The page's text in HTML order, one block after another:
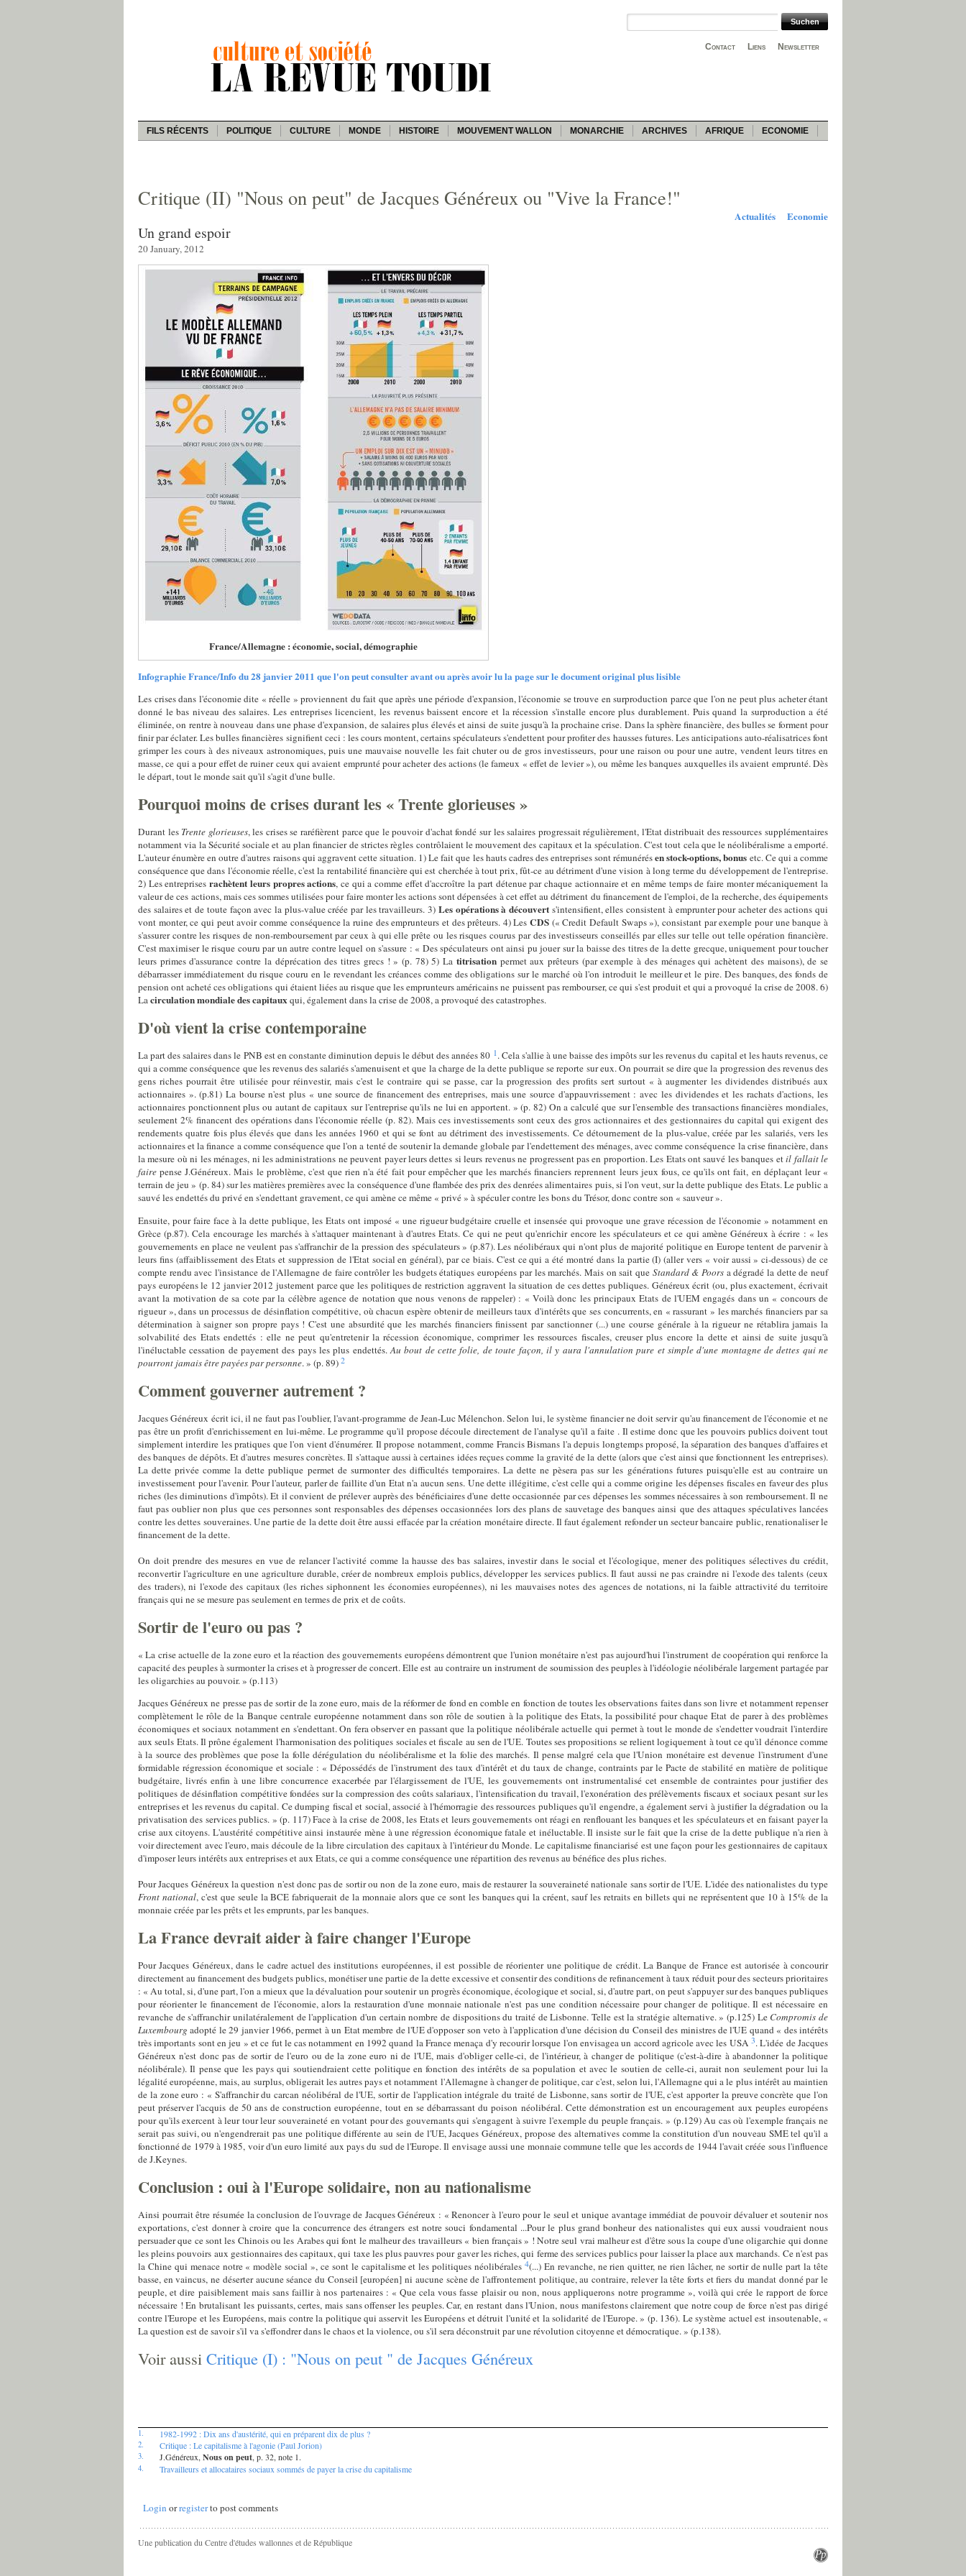
Newsletter
Liens
Contact
FILS RÉCENTS POLITIQUE CULTURE MONDE HISTOIRE MOUVEMENT WALLON MONARCHIE ARCHIVES AFRIQUE ECONOMIE
Critique (II) "Nous on peut" de Jacques Généreux ou "Vive la France!"
Actualités Economie
Un grand espoir
20 January, 2012
France/Allemagne : économie, social, démographie
Infographie France/Info du 28 janvier 2011 que l'on peut consulter avant ou après avoir lu la page sur le document original plus lisible
Les crises dans l'économie dite « réelle » proviennent du fait que après une période d'expansion, l'économie se trouve en surproduction parce que l'on ne peut plus acheter étant
donné le bas niveau des salaires. Les entreprises licencient, les revenus baissent encore et la récession s'installe encore plus durablement. Puis quand la surproduction a été
éliminée, on rentre à nouveau dans une phase d'expansion, de salaires plus élevés et ainsi de suite jusqu'à la prochaine crise. Dans la sphère financière, des bulles se forment pour
finir par éclater. Les bulles financières signifient ceci : les cours montent, certains spéculateurs s'endettent pour profiter des hausses futures. Les anticipations auto-réalisatrices font
grimper les cours à des niveaux astronomiques, puis une mauvaise nouvelle les fait chuter ou de gros investisseurs, pour une raison ou pour une autre, vendent leurs titres en
masse, ce qui a pour effet de ruiner ceux qui avaient emprunté pour acheter des actions (le fameux « effet de levier »), ou même les banques auxquelles ils avaient emprunté. Dès
le départ, tout le monde sait qu'il s'agit d'une bulle.
Pourquoi moins de crises durant les « Trente glorieuses »
Durant les Trente glorieuses, les crises se raréfièrent parce que le pouvoir d'achat fondé sur les salaires progressait régulièrement, l'Etat distribuait des ressources supplémentaires
notamment via la Sécurité sociale et au plan financier de strictes règles contrôlaient le mouvement des capitaux et la spéculation. C'est tout cela que le néolibéralisme a emporté.
L'auteur énumère en outre d'autres raisons qui aggravent cette situation. 1) Le fait que les hauts cadres des entreprises sont rémunérésen stock-options, bonus etc. Ce qui a comme
conséquence que dans l'économie réelle, c'est la rentabilité financière qui est cherchée à tout prix, fût-ce au détriment d'une vision à long terme du développement de l'entreprise.
2) Les entreprisesrachètent leurs propres actions, ce qui a comme effet d'accroître la part détenue par chaque actionnaire et en même temps de faire monter mécaniquement la
valeur de ces actions, mais ces sommes utilisées pour faire monter les actions sont dépensées à cet effet au détriment du financement de l'emploi, de la recherche, des équipements
des salaires et de toute façon avec la plus-value créée par les travailleurs. 3) Les opérations à découverts'intensifient, elles consistent à emprunter pour acheter des actions qui
vont monter, ce qui peut avoir comme conséquence la ruine des emprunteurs et des prêteurs. 4) LesCDS (« Credit Default Swaps »), consistant par exemple pour une banque à
s'assurer contre les risques de non-remboursement par ceux à qui elle prête ou les risques courus par des investisseurs conseillés par elles sur telle out telle opération financière.
C'est maximiser le risque couru par un autre contre lequel on s'assure : « Des spéculateurs ont ainsi pu jouer sur la baisse des titres de la dette grecque, uniquement pour toucher
leurs primes d'assurance contre la déprécation des titres grecs ! » (p. 78) 5) La titrisationpermet aux prêteurs (par exemple à des ménages qui achètent des maisons), de se
débarrasser immédiatement du risque couru en le revendant les créances comme des obligations sur le marché où l'on introduit le meilleur et le pire. Des banques, des fonds de
pension ont acheté ces obligations qui étaient liées au risque que les emprunteurs américains ne puissent pas rembourser, ce qui s'est produit et qui a provoqué la crise de 2008. 6)
Lacirculation mondiale des capitauxqui, également dans la crise de 2008, a provoqué des catastrophes.
D'où vient la crise contemporaine
La part des salaires dans le PNB est en constante diminution depuis le début des années 80 1. Cela s'allie à une baisse des impôts sur les revenus du capital et les hauts revenus, ce
qui a comme conséquence que les revenus des salariés s'amenuisent et que la charge de la dette publique se reporte sur eux. On pourrait se dire que la progression des revenus des
gens riches pourrait être utilisée pour réinvestir, mais c'est le contraire qui se passe, car la progression des profits sert surtout « à augmenter les dividendes distribués aux
actionnaires ». (p.81) La bourse n'est plus « une source de financement des entreprises, mais une source d'appauvrissement : avec les dividendes et les rachats d'actions, les
actionnaires ponctionnent plus ou autant de capitaux sur l'entreprise qu'ils ne lui en apportent. » (p. 82) On a calculé que sur l'ensemble des transactions financières mondiales,
seulement 2% financent des opérations dans l'économie réelle (p. 82). Mais ces investissements sont ceux des gros actionnaires et des gestionnaires du capital qui exigent des
rendements quatre fois plus élevés que dans les années 1960 et qui se font au détriment des investissements. Ce détournement de la plus-value, créée par les salariés, vers les
actionnaires et la finance a comme conséquence que l'on a tenté de soutenir la demande globale par l'endettement des ménages, avec comme conséquence la crise financière, dans
la mesure où ni les ménages, ni les administrations ne peuvent payer leurs dettes si leurs revenus ne progressent pas en proportion. Les Etats ont sauvé les banques etil fallait le
fairepense J.Généreux. Mais le problème, c'est que rien n'a été fait pour empêcher que les marchés financiers reprennent leurs jeux fous, ce qu'ils ont fait, en déplaçant leur «
terrain de jeu » (p. 84) sur les matières premières avec la conséquence d'une flambée des prix des denrées alimentaires puis, si l'on veut, sur la dette publique des Etats. Le public a
sauvé les endettés du privé en s'endettant gravement, ce qui amène ce même « privé » à spéculer contre les bons du Trésor, donc contre son « sauveur ».
Ensuite, pour faire face à la dette publique, les Etats ont imposé « une rigueur budgétaire cruelle et insensée qui provoque une grave récession de l'économie » notamment en
Grèce (p.87). Cela encourage les marchés à s'attaquer maintenant à d'autres Etats. Ce qui ne peut qu'enrichir encore les spéculateurs et ce qui amène Généreux à écrire : « les
gouvernements en place ne veulent pas s'affranchir de la pression des spéculateurs » (p.87). Les néolibéraux qui n'ont plus de majorité politique en Europe tentent de parvenir à
leurs fins (affaiblissement des Etats et suppression de l'Etat social en général), par ce biais. C'est ce qui a été montré dans la partie (I) (aller vers « voir aussi » ci-dessous) de ce
compte rendu avec l'insistance de l'Allemagne de faire contrôler les budgets étatiques européens par les marchés. Mais on sait que Standard & Poorsa dégradé la dette de neuf
pays européens le 12 janvier 2012 justement parce que les politiques de restriction aggravent la situation de ces dettes publiques. Généreux écrit (ou, plus exactement, écrivait
avant la motivation de sa cote par la célèbre agence de notation que nous venons de rappeler) : « Voilà donc les principaux Etats de l'UEM engagés dans un « concours de
rigueur », dans un processus de désinflation compétitive, où chacun espère obtenir de meilleurs taux d'intérêts que ses concurrents, en « rassurant » les marchés financiers par sa
détermination à saigner son propre pays ! C'est une absurdité que les marchés financiers finissent par sanctionner (...) une course générale à la rigueur ne rétablira jamais la
solvabilité des Etats endettés : elle ne peut qu'entretenir la récession économique, comprimer les ressources fiscales, creuser plus encore la dette et ainsi de suite jusqu'à
l'inéluctable cessation de payement des pays les plus endettés.Au bout de cette folie, de toute façon, il y aura l'annulation pure et simple d'une montagne de dettes qui ne
pourront jamais être payées par personne. » (p. 89)2
Comment gouverner autrement ?
Jacques Généreux écrit ici, il ne faut pas l'oublier, l'avant-programme de Jean-Luc Mélenchon. Selon lui, le système financier ne doit servir qu'au financement de l'économie et ne
pas être un profit d'enrichissement en lui-même. Le programme qu'il propose découle directement de l'analyse qu'il a faite . Il estime donc que les pouvoirs publics doivent tout
simplement interdire les pratiques que l'on vient d'énumérer. Il propose notamment, comme Francis Bismans l'a depuis longtemps proposé, la séparation des banques d'affaires et
des banques de dépôts. Et d'autres mesures concrètes. Il s'attaque aussi à certaines idées reçues comme la gravité de la dette (alors que c'est ainsi que fonctionnent les entreprises).
La dette privée comme la dette publique permet de surmonter des difficultés temporaires. La dette ne pèsera pas sur les générations futures puisqu'elle est au contraire un
investissement pour l'avenir. Pour l'auteur, parler de faillite d'un Etat n'a aucun sens. Une dette illégitime, c'est celle qui a comme origine les dépenses fiscales en faveur des plus
riches (les diminutions d'impôts). Et il convient de prélever auprès des bénéficiaires d'une dette occasionnée par ces dépenses les sommes nécessaires à son remboursement. Il ne
faut pas oublier non plus que ces personnes sont responsables des dépenses occasionnées lors des plans de sauvetage des banques ainsi que des attaques spéculatives lancées
contre les dettes souveraines. Une partie de la dette doit être aussi effacée par la création monétaire directe. Il faut également refonder un secteur bancaire public, renationaliser le
financement de la dette.
On doit prendre des mesures en vue de relancer l'activité comme la hausse des bas salaires, investir dans le social et l'écologique, mener des politiques sélectives du crédit,
reconvertir l'agriculture en une agriculture durable, créer de nombreux emplois publics, développer les services publics. Il faut aussi ne pas craindre ni l'exode des talents (ceux
des traders), ni l'exode des capitaux (les riches siphonnent les économies européennes), ni les mauvaises notes des agences de notations, ni la faible attractivité du territoire
français qui ne se mesure pas seulement en termes de prix et de coûts.
Sortir de l'euro ou pas ?
« La crise actuelle de la zone euro et la réaction des gouvernements européens démontrent que l'union monétaire n'est pas aujourd'hui l'instrument de coopération qui renforce la
capacité des peuples à surmonter la crises et à progresser de concert. Elle est au contraire un instrument de soumission des peuples à l'idéologie néolibérale largement partagée par
les oligarchies au pouvoir. » (p.113)
Jacques Généreux ne presse pas de sortir de la zone euro, mais de la réformer de fond en comble en fonction de toutes les observations faites dans son livre et notamment repenser
complètement le rôle de la Banque centrale européenne notamment dans son rôle de soutien à la politique des Etats, la possibilité pour chaque Etat de parer à des problèmes
économiques et sociaux notamment en s'endettant. On fera observer en passant que la politique néolibérale actuelle qui permet à tout le monde de s'endetter voudrait l'interdire
aux seuls Etats. Il prône également l'harmonisation des politiques sociales et fiscale au sen de l'UE. Toutes ses propositions se relient logiquement à tout ce qu'il dénonce comme
à la source des problèmes que pose la folle dérégulation du néolibéralisme et la folie des marchés. Il pense malgré cela que l'Union monétaire est devenue l'instrument d'une
formidable régression économique et sociale : « Dépossédés de l'instrument des taux d'intérêt et du taux de change, contraints par le Pacte de stabilité en matière de politique
budgétaire, livrés enfin à une libre concurrence exacerbée par l'élargissement de l'UE, les gouvernements ont instrumentalisé cet ensemble de contraintes pour justifier des
politiques de désinflation compétitive fondées sur la compression des coûts salariaux, l'intensification du travail, l'exonération des prélèvements fiscaux et sociaux pesant sur les
entreprises et les revenus du capital. Ce dumping fiscal et social, associé à l'hémorragie des ressources publiques qu'il engendre, a également servi à justifier la dégradation ou la
privatisation des services publics. » (p. 117) Face à la crise de 2008, les Etats et leurs gouvernements ont réagi en renflouant les banques et les spéculateurs et en faisant payer la
crise aux citoyens. L'austérité compétitive ainsi instaurée mène à une régression économique fatale et inéluctable. Il insiste sur le fait que la crise de la dette publique n'a rien à
voir directement avec l'euro, mais découle de la libre circulation des capitaux à l'intérieur du Monde. Le capitalisme financiarisé est une façon pour les gestionnaires de capitaux
d'imposer leurs intérêts aux entreprises et aux Etats, ce qui a comme conséquence une répartition des revenus au bénéfice des plus riches.
Pour Jacques Généreux la question n'est donc pas de sortir ou non de la zone euro, mais de restaurer la souveraineté nationale sans sortir de l'UE. L'idée des nationalistes du type
Front national, c'est que seule la BCE fabriquerait de la monnaie alors que ce sont les banques qui la créent, sauf les retraits en billets qui ne représentent que 10 à 15% de la
monnaie créée par les prêts et les emprunts, par les banques.
La France devrait aider à faire changer l'Europe
Pour Jacques Généreux, dans le cadre actuel des institutions européennes, il est possible de réorienter une politique de crédit. La Banque de France est autorisée à concourir
directement au financement des budgets publics, monétiser une partie de la dette excessive et consentir des conditions de refinancement à taux réduit pour des secteurs prioritaires
: « Au total, si, d'une part, l'on a mieux que la dévaluation pour soutenir un progrès économique, écologique et social, si, d'autre part, on peut s'appuyer sur des banques publiques
pour réorienter le financement de l'économie, alors la restauration d'une monnaie nationale n'est pas une condition nécessaire pour changer de politique. Il est nécessaire en
revanche de s'affranchir unilatéralement de l'application d'un certain nombre de dispositions du traité de Lisbonne. Telle est la stratégie alternative. » (p.125) Le Compromis de
Luxembourgadopté le 29 janvier 1966, permet à un Etat membre de l'UE d'opposer son veto à l'application d'une décision du Conseil des ministres de l'UE quand « des intérêts
très importants sont en jeu » et ce fut le cas notamment en 1992 quand la France menaça d'y recourir lorsque l'on envisagea un accord agricole avec les USA3. L'idée de Jacques
Généreux n'est donc pas de sortir de l'euro ou de la zone euro ni de l'UE, mais d'obliger celle-ci, de l'intérieur, à changer de politique (c'est-à-dire à abandonner la politique
néolibérale). Il pense que les pays qui soutiendraient cette politique en fonction des intérêts de sa population et avec le soutien de celle-ci, aurait non seulement pour lui la
légalité européenne, mais, au surplus, obligerait les autres pays et notamment l'Allemagne à changer de politique, car c'est, selon lui, l'Allemagne qui a le plus intérêt au maintien
de la zone euro : « S'affranchir du carcan néolibéral de l'UE, sortir de l'application intégrale du traité de Lisbonne, sans sortir de l'UE, c'est apporter la preuve concrète que l'on
peut préserver l'acquis de 50 ans de construction européenne, tout en se débarrassant du poison néolibéral. Cette démonstration est un encouragement aux peuples européens
pour qu'ils exercent à leur tour leur souveraineté en votant pour des gouvernants qui s'engagent à suivre l'exemple du peuple français. » (p.129) Au cas où l'exemple français ne
serait pas suivi, ou n'engendrerait pas une politique différente au sein de l'UE, Jacques Généreux, propose des alternatives comme la constitution d'un nouveau SME tel qu'il a
fonctionné de 1979 à 1985, voir d'un euro limité aux pays du sud de l'Europe. Il envisage aussi une monnaie commune telle que les accords de 1944 l'avait créée sous l'influence
de J.Keynes.
Conclusion : oui à l'Europe solidaire, non au nationalisme
Ainsi pourrait être résumée la conclusion de l'ouvrage de Jacques Généreux : « Renoncer à l'euro pour le seul et unique avantage immédiat de pouvoir dévaluer et soutenir nos
exportations, c'est donner à croire que la concurrence des étrangers est notre souci fondamental ...Pour le plus grand bonheur des nationalistes qui eux aussi voudraient nous
persuader que ce sont les Chinois ou les Arabes qui font le malheur des travailleurs « bien français » ! Notre seul vrai malheur est d'être sous la coupe d'une oligarchie qui donne
les pleins pouvoirs aux gestionnaires des capitaux, qui taxe les plus pauvres pour gaver les riches, qui ferme des services publics pour laisser la place aux marchands. Ce n'est pas
la Chine qui menace notre « modèle social », ce sont le capitalisme et les politiques néolibérales 4(...) En revanche, ne rien quitter, ne rien lâcher, ne sortir de nulle part la tête
basse, en vaincus, ne déserter aucune séance du Conseil [européen] ni aucune scène de l'affrontement politique, au contraire, relever la tête forts et fiers du mandat donné par le
peuple, et dire paisiblement mais sans faillir à nos partenaires : « Que cela vous fasse plaisir ou non, nous appliquerons notre programme », voilà qui crée le rapport de force
nécessaire ! En brutalisant les puissants, certes, mais sans offenser les peuples. Car, en restant dans l'Union, nous manifestons clairement que notre coup de force n'est pas dirigé
contre l'Europe et les Européens, mais contre la politique qui asservit les Européens et détruit l'unité et la solidarité de l'Europe. » (p. 136). Le système actuel est insoutenable, «
La question est de savoir s'il va s'effondrer dans le chaos et la violence, ou s'il sera déconstruit par une révolution citoyenne et démocratique. » (p.138).
Voir aussi Critique (I) : "Nous on peut " de Jacques Généreux
1. 1982-1992 : Dix ans d'austérité, qui en préparent dix de plus ?
2. Critique : Le capitalisme à l'agonie (Paul Jorion)
3. J.Généreux, Nous on peut, p. 32, note 1.
4. Travailleurs et allocataires sociaux sommés de payer la crise du capitalisme
Login orregisterto post comments
Une publication du Centre d'études wallonnes et de République